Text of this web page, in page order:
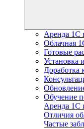
Аренда 1С
Облачная
Готовые
Установка
Доработка
Обучение
Аренда 1С
Отличия
Частые